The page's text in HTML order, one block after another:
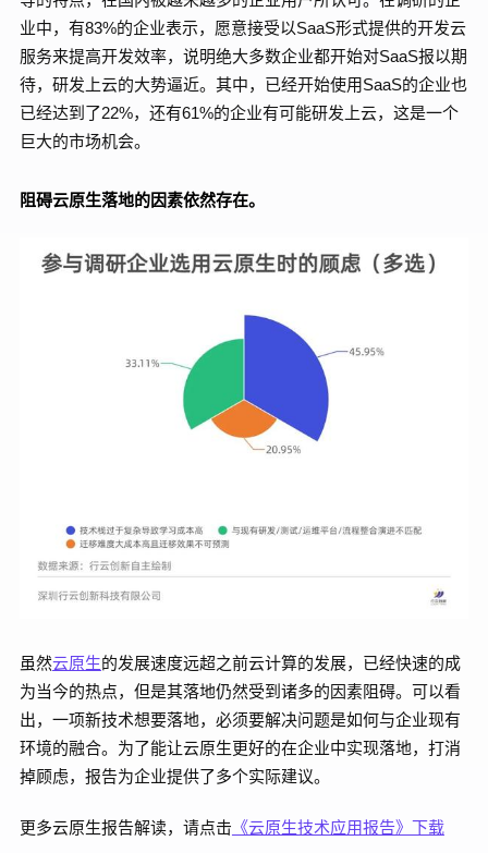
业中，有83%的企业表示，愿意接受以SaaS形式提供的开发云
服务来提高开发效率，说明绝大多数企业都开始对SaaS报以期
待，研发上云的大势逼近。其中，已经开始使用SaaS的企业也
已经达到了22%，还有61%的企业有可能研发上云，这是一个
巨大的市场机会。
阻碍云原生落地的因素依然存在。
虽然云原生的发展速度远超之前云计算的发展，已经快速的成
为当今的热点，但是其落地仍然受到诸多的因素阻碍。可以看
出，一项新技术想要落地，必须要解决问题是如何与企业现有
环境的融合。为了能让云原生更好的在企业中实现落地，打消
掉顾虑，报告为企业提供了多个实际建议。
更多云原生报告解读，请点击 《云原生技术应用报告》下载